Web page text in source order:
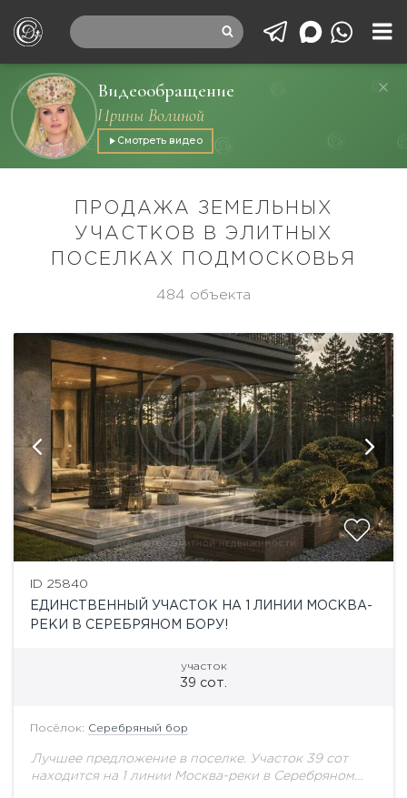
Видеообращение
Ирины Волиной
Смотреть видео
ПРОДАЖА ЗЕМЕЛЬНЫХ
УЧАСТКОВ В ЭЛИТНЫХ
ПОСЕЛКАХ ПОДМОСКОВЬЯ
484 объекта
ID 25840
ЕДИНСТВЕННЫЙ УЧАСТОК НА 1 ЛИНИИ МОСКВА-
РЕКИ В СЕРЕБРЯНОМ БОРУ!
участок
39 сот.
Посёлок: Серебряный бор
Лучшее предложение в поселке. Участок 39 сот
находится на 1 линии Москва-реки в Серебряном